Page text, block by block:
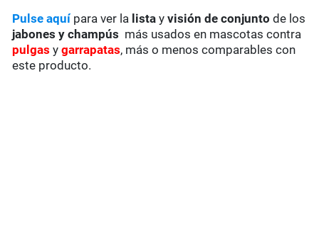
Pulse aquípara ver la lista yvisión de conjunto de los
jabones y champús más usados en mascotas contra
pulgas ygarrapatas, más o menos comparables con
este producto.